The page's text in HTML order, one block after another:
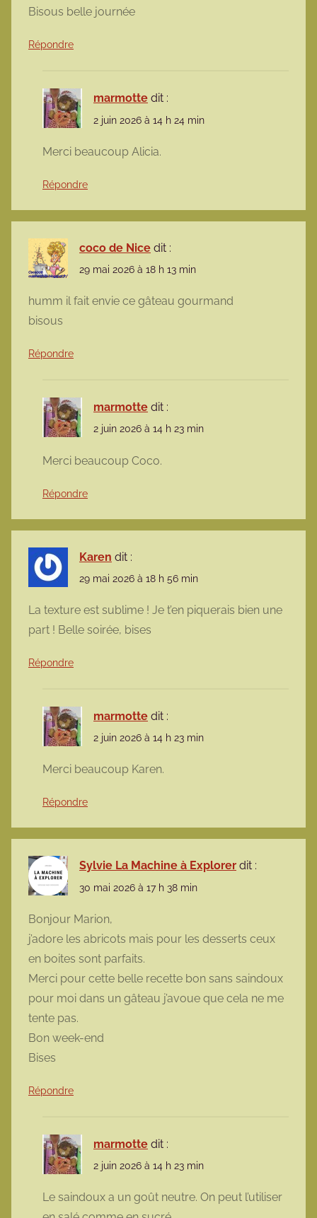
Bisous belle journée
Répondre
marmotte dit :
2 juin 2026 à 14 h 24 min
Merci beaucoup Alicia.
Répondre
coco de Nice dit :
29 mai 2026 à 18 h 13 min
humm il fait envie ce gâteau gourmand
bisous
Répondre
marmotte dit :
2 juin 2026 à 14 h 23 min
Merci beaucoup Coco.
Répondre
Karen dit :
29 mai 2026 à 18 h 56 min
La texture est sublime ! Je t’en piquerais bien une
part ! Belle soirée, bises
Répondre
marmotte dit :
2 juin 2026 à 14 h 23 min
Merci beaucoup Karen.
Répondre
Sylvie La Machine à Explorer dit :
30 mai 2026 à 17 h 38 min
Bonjour Marion,
j’adore les abricots mais pour les desserts ceux
en boites sont parfaits.
Merci pour cette belle recette bon sans saindoux
pour moi dans un gâteau j’avoue que cela ne me
tente pas.
Bon week-end
Bises
Répondre
marmotte dit :
2 juin 2026 à 14 h 23 min
Le saindoux a un goût neutre. On peut l’utiliser